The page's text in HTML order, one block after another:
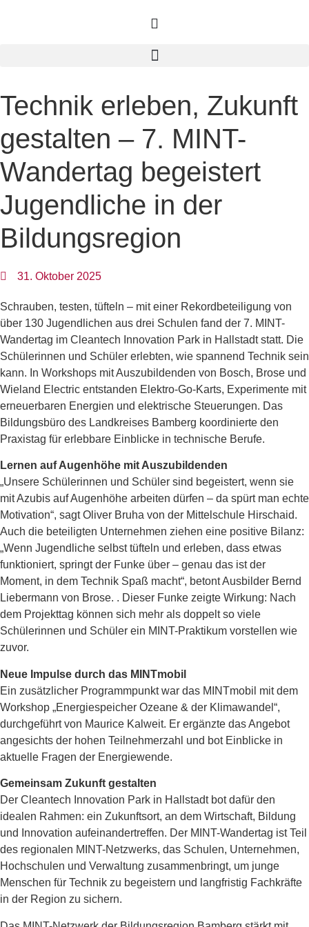
Technik erleben, Zukunft
gestalten – 7. MINT-
Wandertag begeistert
Jugendliche in der
Bildungsregion
31. Oktober 2025
Schrauben, testen, tüfteln – mit einer Rekordbeteiligung von
über 130 Jugendlichen aus drei Schulen fand der 7. MINT-
Wandertag im Cleantech Innovation Park in Hallstadt statt. Die
Schülerinnen und Schüler erlebten, wie spannend Technik sein
kann. In Workshops mit Auszubildenden von Bosch, Brose und
Wieland Electric entstanden Elektro-Go-Karts, Experimente mit
erneuerbaren Energien und elektrische Steuerungen. Das
Bildungsbüro des Landkreises Bamberg koordinierte den
Praxistag für erlebbare Einblicke in technische Berufe.
Lernen auf Augenhöhe mit Auszubildenden
„Unsere Schülerinnen und Schüler sind begeistert, wenn sie
mit Azubis auf Augenhöhe arbeiten dürfen – da spürt man echte
Motivation“, sagt Oliver Bruha von der Mittelschule Hirschaid.
Auch die beteiligten Unternehmen ziehen eine positive Bilanz:
„Wenn Jugendliche selbst tüfteln und erleben, dass etwas
funktioniert, springt der Funke über – genau das ist der
Moment, in dem Technik Spaß macht“, betont Ausbilder Bernd
Liebermann von Brose. . Dieser Funke zeigte Wirkung: Nach
dem Projekttag können sich mehr als doppelt so viele
Schülerinnen und Schüler ein MINT-Praktikum vorstellen wie
zuvor.
Neue Impulse durch das MINTmobil
Ein zusätzlicher Programmpunkt war das MINTmobil mit dem
Workshop „Energiespeicher Ozeane & der Klimawandel“,
durchgeführt von Maurice Kalweit. Er ergänzte das Angebot
angesichts der hohen Teilnehmerzahl und bot Einblicke in
aktuelle Fragen der Energiewende.
Gemeinsam Zukunft gestalten
Der Cleantech Innovation Park in Hallstadt bot dafür den
idealen Rahmen: ein Zukunftsort, an dem Wirtschaft, Bildung
und Innovation aufeinandertreffen. Der MINT-Wandertag ist Teil
des regionalen MINT-Netzwerks, das Schulen, Unternehmen,
Hochschulen und Verwaltung zusammenbringt, um junge
Menschen für Technik zu begeistern und langfristig Fachkräfte
in der Region zu sichern.